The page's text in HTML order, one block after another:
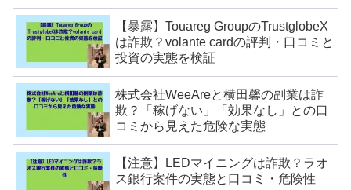
【暴露】Touareg GroupのTrustglobeX
は詐欺？volante cardの評判・口コミと
投資の実態を検証
株式会社WeeAreと横田馨の副業は詐
欺？「稼げない」「効果なし」との口
コミから見えた危険な実態
【注意】LEDマイニングは詐欺？ラオ
ス銀行案件の実態と口コミ・危険性